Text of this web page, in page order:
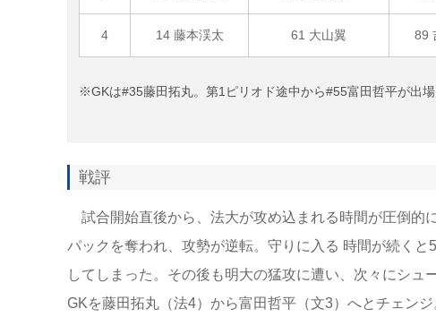
4 14 藤本渓太 61 大山翼 89
※GKは#35藤田拓丸。第1ピリオド途中から#55富田哲平が出場
戦評
試合開始直後から、法大が攻め込まれる時間が圧倒的
パックを奪われ、攻勢が逆転。守りに入る 時間が続く
してしまった。その後も明大の猛攻に遭い、次々にシ
GKを藤田拓丸（法4）から富田哲平（文3）へとチェン